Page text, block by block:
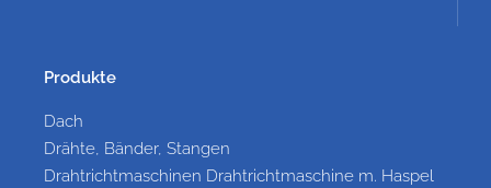
Produkte
Dach
Drähte, Bänder, Stangen
Drahtrichtmaschinen Drahtrichtmaschine m. Haspel